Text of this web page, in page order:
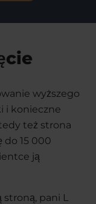
wyższego
i konieczne
też strona
do 15 000
ją
stroną, pani L